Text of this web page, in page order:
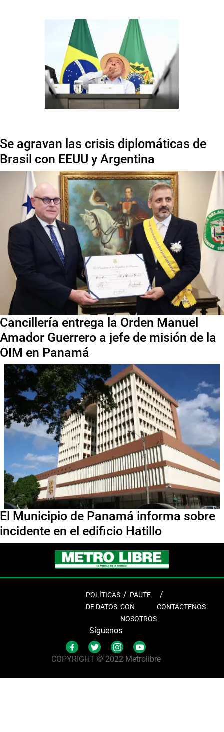
Se agravan las crisis diplomáticas de
Brasil con EEUU y Argentina
Cancillería entrega la Orden Manuel
Amador Guerrero a jefe de misión de la
OIM en Panamá
El Municipio de Panamá informa sobre
incidente en el edificio Hatillo
POLÍTICAS
DE DATOS
PAUTE
CON
NOSOTROS
CONTÁCTENOS
Síguenos
COPYRIGHT © 2022 Metrolibre